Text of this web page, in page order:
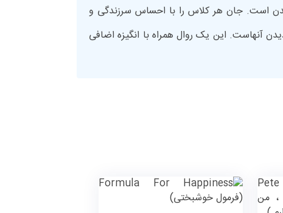
است. جان هر کلاس را با احساس سرزندگی و
آنهاست. این یک روال همراه با انگیزه اضافی